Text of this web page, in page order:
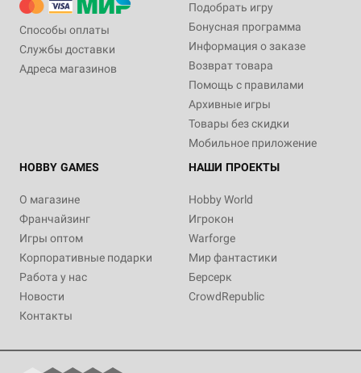
Способы оплаты
Службы доставки
Адреса магазинов
Подобрать игру
Бонусная программа
Информация о заказе
Возврат товара
Помощь с правилами
Архивные игры
Товары без скидки
Мобильное приложение
HOBBY GAMES
О магазине
Франчайзинг
Игры оптом
Корпоративные подарки
Работа у нас
Новости
Контакты
НАШИ ПРОЕКТЫ
Hobby World
Игрокон
Warforge
Мир фантастики
Берсерк
CrowdRepublic